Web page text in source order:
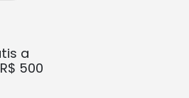
a
500